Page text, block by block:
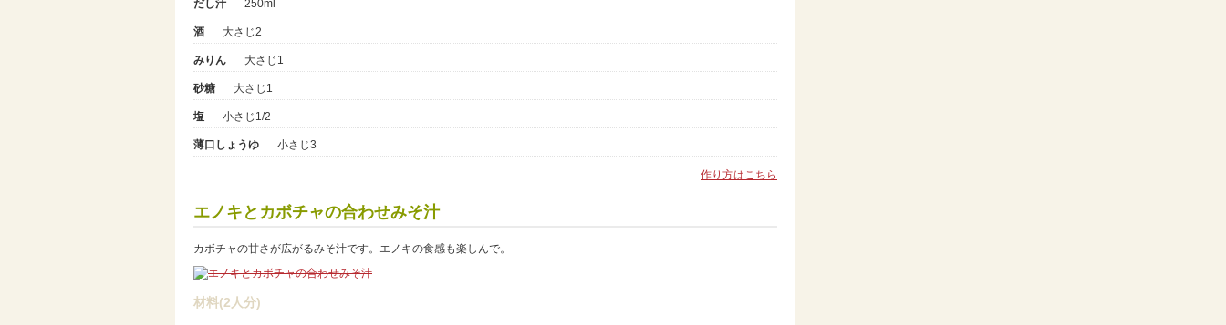
だし汁 250ml
酒 大さじ2
みりん 大さじ1
砂糖 大さじ1
塩 小さじ1/2
薄口しょうゆ 小さじ3
作り方はこちら
エノキとカボチャの合わせみそ汁
カボチャの甘さが広がるみそ汁です。エノキの食感も楽しんで。
材料(2人分)